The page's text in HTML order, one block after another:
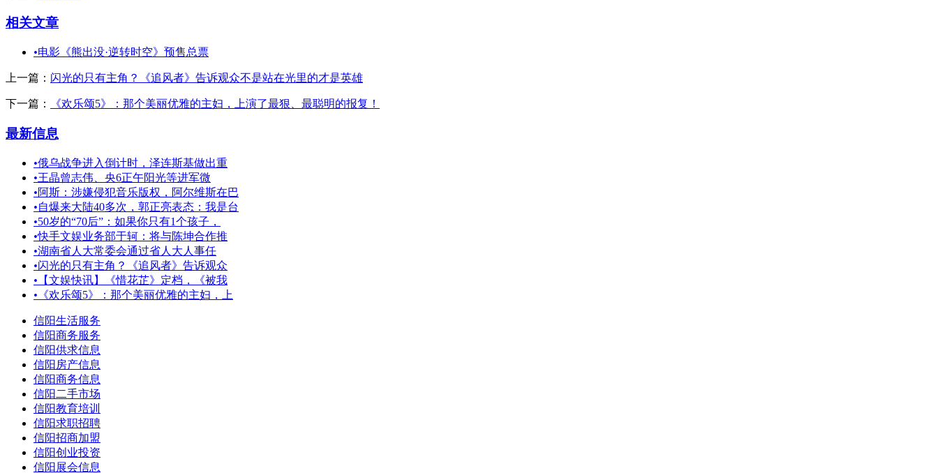
相关文章
•电影《熊出没·逆转时空》预售总票
上一篇： 闪光的只有主角？《追风者》告诉观众不是站在光里的才是英雄
下一篇： 《欢乐颂5》：那个美丽优雅的主妇，上演了最狠、最聪明的报复！
最新信息
•俄乌战争进入倒计时，泽连斯基做出重
•王晶曾志伟、央6正午阳光等进军微
•阿斯：涉嫌侵犯音乐版权，阿尔维斯在巴
•自爆来大陆40多次，郭正亮表态：我是台
•50岁的“70后”：如果你只有1个孩子，
•快手文娱业务部于轲：将与陈坤合作推
•湖南省人大常委会通过省人大人事任
•闪光的只有主角？《追风者》告诉观众
• 【文娱快讯】《惜花芷》定档，《被我
• 《欢乐颂5》：那个美丽优雅的主妇，上
信阳生活服务
信阳商务服务
信阳供求信息
信阳房产信息
信阳商务信息
信阳二手市场
信阳教育培训
信阳求职招聘
信阳招商加盟
信阳创业投资
信阳展会信息